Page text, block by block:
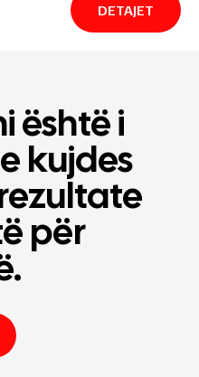
DETAJET
është i
kujdes
për